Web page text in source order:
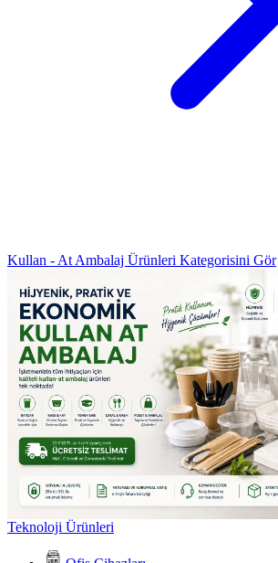
Kullan - At Ambalaj Ürünleri Kategorisini Gör
Teknoloji Ürünleri